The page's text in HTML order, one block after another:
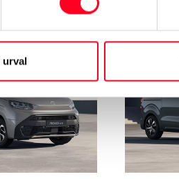
urval
passar dig?